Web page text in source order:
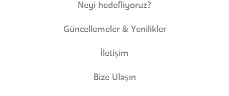
Neyi hedefliyoruz?
Güncellemeler & Yenilikler
İletişim
Bize Ulaşın